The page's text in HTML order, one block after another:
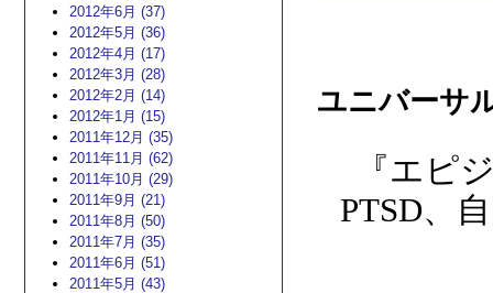
2012年6月 (37)
2012年5月 (36)
2012年4月 (17)
2012年3月 (28)
2012年2月 (14)
2012年1月 (15)
2011年12月 (35)
2011年11月 (62)
2011年10月 (29)
2011年9月 (21)
2011年8月 (50)
2011年7月 (35)
2011年6月 (51)
2011年5月 (43)
ユニバーサ
『エピ
PTSD、